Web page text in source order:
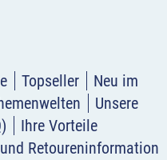
Topseller
Neu im
Unsere
Ihre Vorteile
Retoureninformation